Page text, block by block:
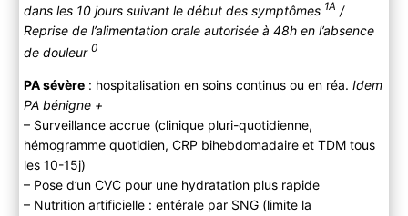
dans les 10 jours suivant le début des symptômes 1A /
Reprise de l’alimentation orale autorisée à 48h en l’absence
de douleur 0
PA sévère: hospitalisation en soins continus ou en réa. Idem
PA bénigne +
– Surveillance accrue (clinique pluri-quotidienne,
hémogramme quotidien, CRP bihebdomadaire et TDM tous
les 10-15j)
– Pose d’un CVC pour une hydratation plus rapide
– Nutrition artificielle : entérale par SNG (limite la